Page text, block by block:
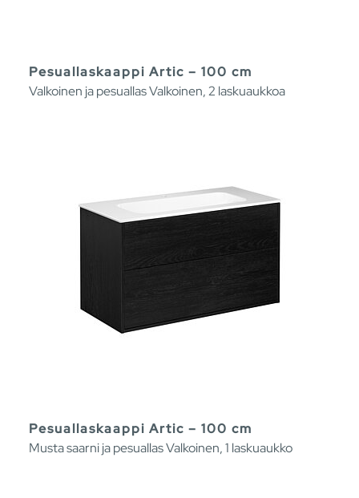
Pesuallaskaappi Artic – 100 cm
Valkoinen ja pesuallas Valkoinen, 2 laskuaukkoa
Pesuallaskaappi Artic – 100 cm
Musta saarni ja pesuallas Valkoinen, 1 laskuaukko